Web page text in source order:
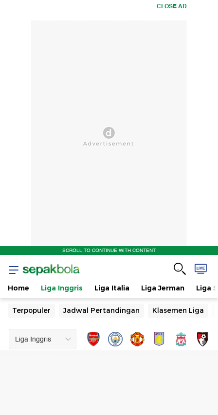
CLOSE AD
SCROLL TO CONTINUE WITH CONTENT
Home Liga Inggris Liga Italia Liga Jerman Liga
Terpopuler Jadwal Pertandingan Klasemen Liga